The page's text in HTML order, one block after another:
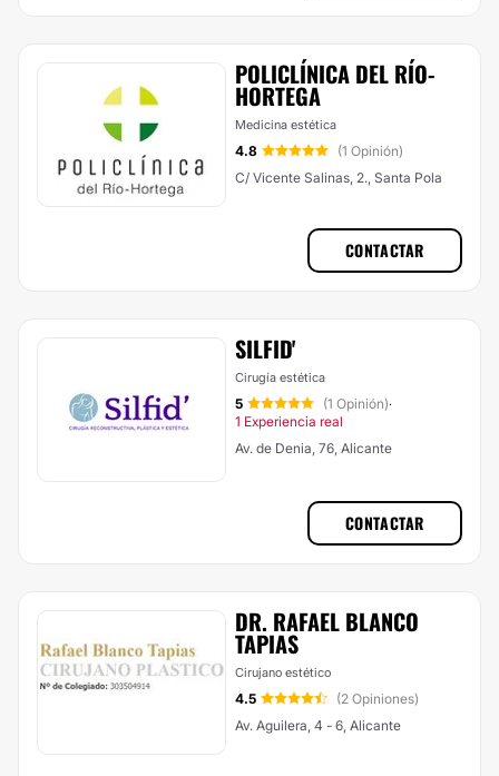
POLICLÍNICA DEL RÍO-
HORTEGA
Medicina estética
4.8
(1 Opinión)
C/ Vicente Salinas, 2., Santa Pola
CONTACTAR
SILFID'
Cirugía estética
5 (1 Opinión)·
1 Experiencia real
Av. de Denia, 76, Alicante
CONTACTAR
DR. RAFAEL BLANCO
TAPIAS
Cirujano estético
4.5
(2 Opiniones)
Av. Aguilera, 4 - 6, Alicante